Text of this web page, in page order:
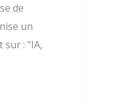
de
un
: "IA,